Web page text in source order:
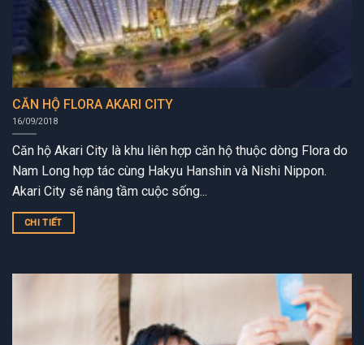
CĂN HỘ FLORA AKARI CITY
16/09/2018
Căn hộ Akari City là khu liên hợp căn hộ thuộc dòng Flora do
Nam Long hợp tác cùng Hakyu Hanshin và Nishi Nippon.
Akari City sẽ nâng tầm cuộc sống...
CHI TIẾT